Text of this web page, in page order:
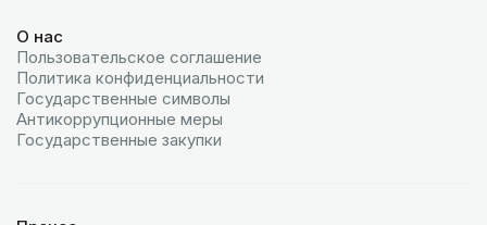
О нас
Пользовательское соглашение
Политика конфиденциальности
Государственные символы
Антикоррупционные меры
Государственные закупки